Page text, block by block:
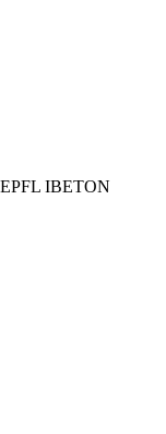
IBETON